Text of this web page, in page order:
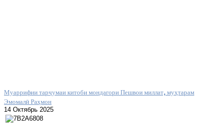
Муаррифии тарҷумаи китоби мондагори Пешвои миллат, муҳтарам
Эмомалӣ Раҳмон
14 Октябрь 2025